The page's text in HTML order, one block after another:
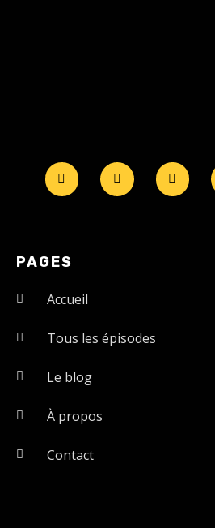
PAGES
Accueil
Tous les épisodes
Le blog
À propos
Contact